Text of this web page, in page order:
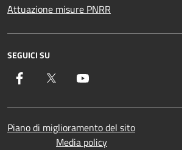
Attuazione misure PNRR
SEGUICI SU
Facebook Twitter
Piano di miglioramento del sito
Media policy